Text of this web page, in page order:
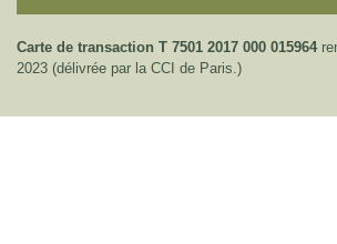
Carte de transaction T 7501 2017 000 015964
2023 (délivrée par la CCI de Paris.)